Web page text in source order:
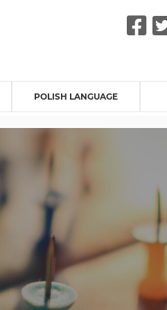
POLISH LANGUAGE